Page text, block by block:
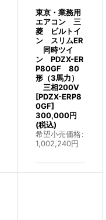
東京・業務用
エアコン 三
菱 ビルトイ
ン スリムER
同時ツイ
ン PDZX-ER
P80GF 80
形（3馬力）
三相200V
[PDZX-ERP8
0GF]
300,000円
(税込)
希望小売価格:
1,002,240円